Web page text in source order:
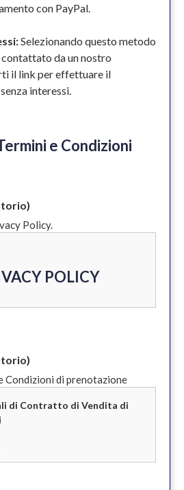
con PayPal.
Selezionando questo metodo
da un nostro
il link per effettuare il
interessi.
e Condizioni
Policy.
POLICY
UE 2016/679
legale in Milano – Via
“PBS”) si impegna
tutelare la privacy
Condizioni di prenotazione
di Contratto di Vendita di